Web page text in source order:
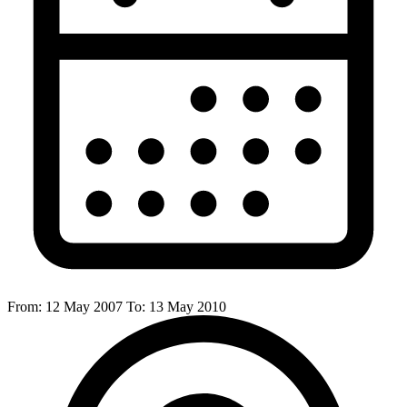
From: 12 May 2007 To: 13 May 2010